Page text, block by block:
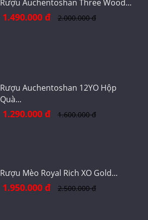
Rượu Auchentoshan Three Wood...
1.490.000 đ 2.000.000 đ
Rượu Auchentoshan 12YO Hộp
Quà...
1.290.000 đ 1.600.000 đ
Rượu Mèo Royal Rich XO Gold...
1.950.000 đ 2.500.000 đ